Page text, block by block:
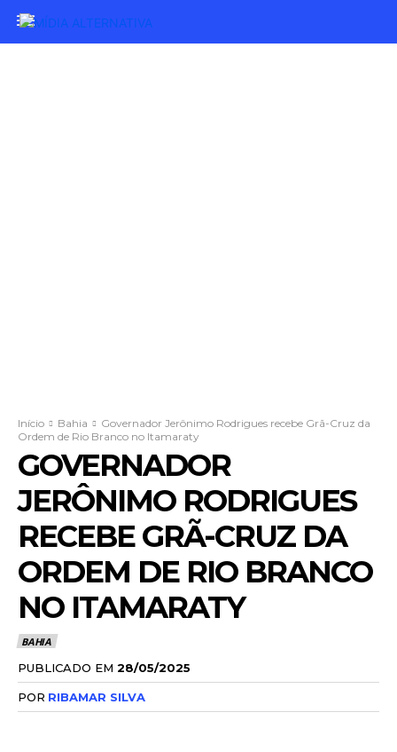
Início Bahia
Governador Jerônimo Rodrigues recebe Grã-Cruz da
Ordem de Rio Branco no Itamaraty
GOVERNADOR
JERÔNIMO RODRIGUES
RECEBE GRÃ-CRUZ DA
ORDEM DE RIO BRANCO
NO ITAMARATY
BAHIA
PUBLICADO EM 28/05/2025
POR RIBAMAR SILVA